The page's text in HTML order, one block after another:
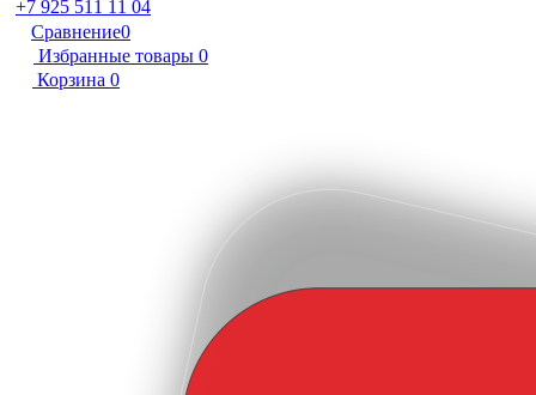
+7 925 511 11 04
Сравнение0
Избранные товары 0
Корзина 0